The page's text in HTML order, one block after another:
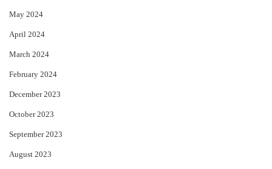
May 2024
April 2024
March 2024
February 2024
December 2023
October 2023
September 2023
August 2023